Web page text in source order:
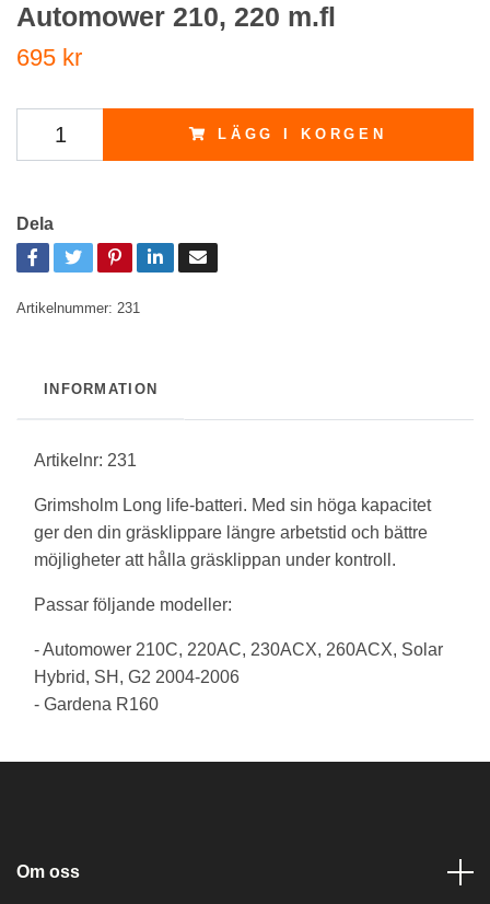
Automower 210, 220 m.fl
695 kr
LÄGG I KORGEN
Dela
Artikelnummer: 231
INFORMATION
Artikelnr: 231
Grimsholm Long life-batteri. Med sin höga kapacitet
ger den din gräsklippare längre arbetstid och bättre
möjligheter att hålla gräsklippan under kontroll.
Passar följande modeller:
- Automower 210C, 220AC, 230ACX, 260ACX, Solar
Hybrid, SH, G2 2004-2006
- Gardena R160
Om oss